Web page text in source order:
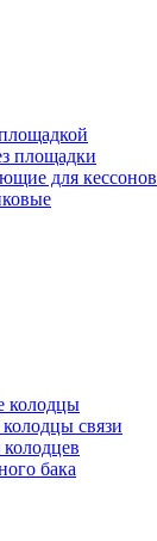
площадки
для кессонов
колодцы
связи
бака